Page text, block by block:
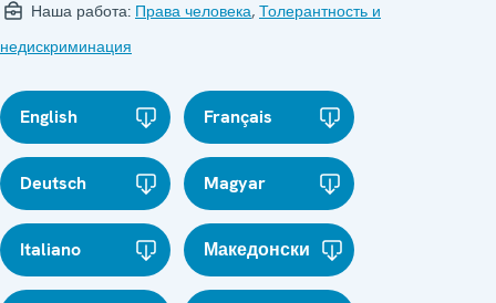
Наша работа: Права человека, Толерантность и
недискриминация
English Français
Deutsch Magyar
Italiano Македонски